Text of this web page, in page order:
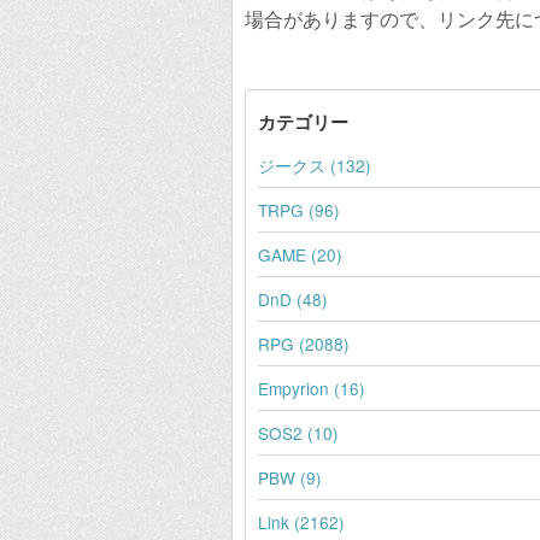
場合がありますので、リンク先
カテゴリー
ジークス (132)
TRPG (96)
GAME (20)
DnD (48)
RPG (2088)
Empyrion (16)
SOS2 (10)
PBW (9)
Link (2162)